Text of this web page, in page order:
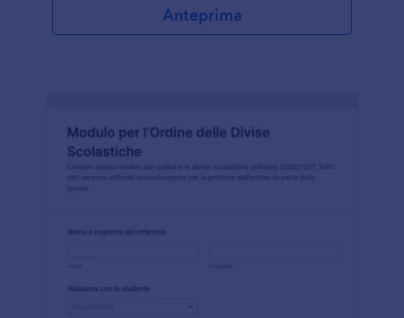
Anteprima